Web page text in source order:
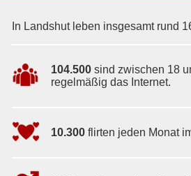
In Landshut leben insgesamt rund
104.500 sind zwischen 18
regelmäßig das Internet.
10.300 flirten jeden Monat